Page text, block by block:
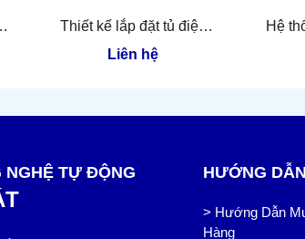
Thiết kế lắp đặt tủ điện
điều khiển trạm trộn xi
Liên hệ
Hệ
NGHỆ TỰ ĐỘNG HƯỚNG DẪN
> Hướng Dẫn
Hàng